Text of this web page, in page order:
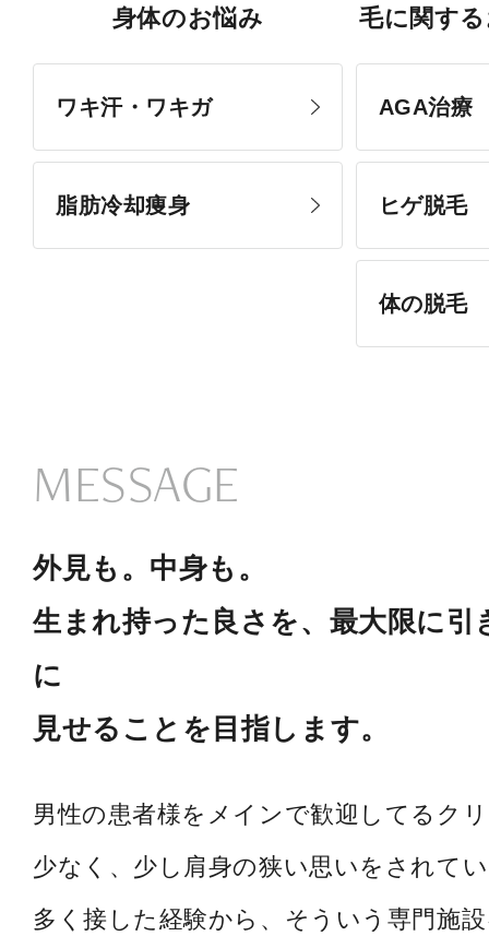
身体のお悩み
ワキ汗・ワキガ
脂肪冷却痩身
毛に関す
AGA治療
ヒゲ脱毛
体の脱毛
MESSAGE
外見も。中身も。
生まれ持った良さを、最大限に引
に
見せることを目指します。
男性の患者様をメインで歓迎してるク
少なく、少し肩身の狭い思いをされて
多く接した経験から、そういう専門施